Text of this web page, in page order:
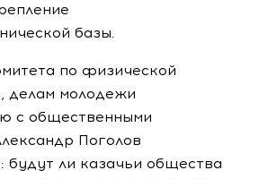
базы.
по физической
делам молодежи
с общественными
Поголов
будут ли казачьи общества